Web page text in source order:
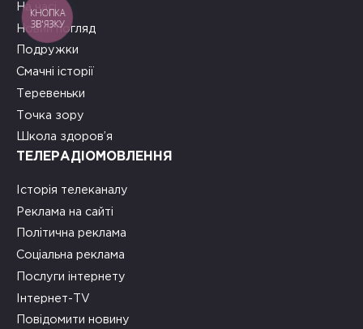
На часі
Новий погляд
Подружки
Смачні історії
Теревеньки
Точка зору
Школа здоров’я
ТЕЛЕРАДІОМОВЛЕННЯ
Історія телеканалу
Реклама на сайті
Політична реклама
Соціальна реклама
Послуги інтернету
Інтернет-TV
Повідомити новину
КНОПКА
ЗВ'ЯЗКУ